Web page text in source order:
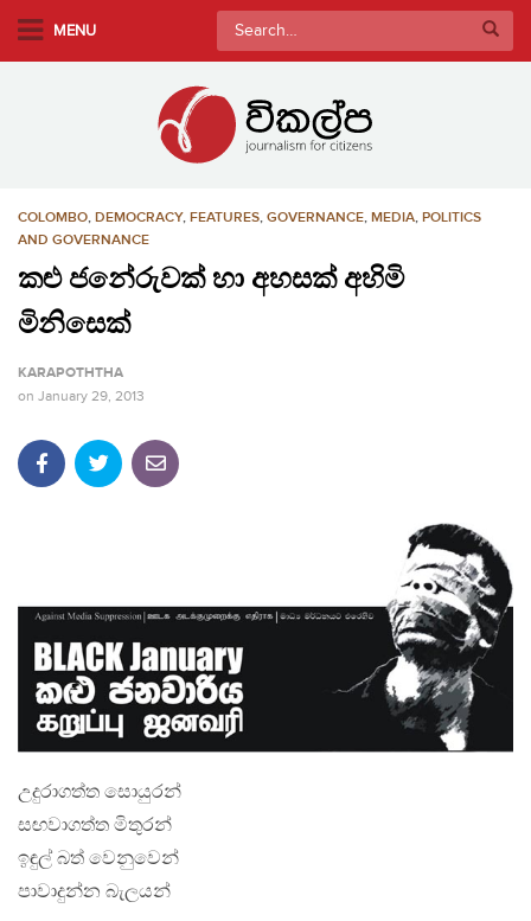
MENU
Search
for:
COLOMBO, DEMOCRACY, FEATURES, GOVERNANCE, MEDIA, POLITICS
AND GOVERNANCE
කළු ජනේරුවක් හා අහසක් අහිමි
මිනිසෙක්
KARAPOTHTHA
on January 29, 2013
උදුරාගත්ත සොයුරන්
සඟවාගත්ත මිතුරන්
ඉඳුල් බත් වෙනුවෙන්
පාවාදුන්න බැලයන්